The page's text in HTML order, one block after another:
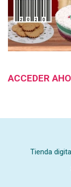
ACCEDER
Tienda